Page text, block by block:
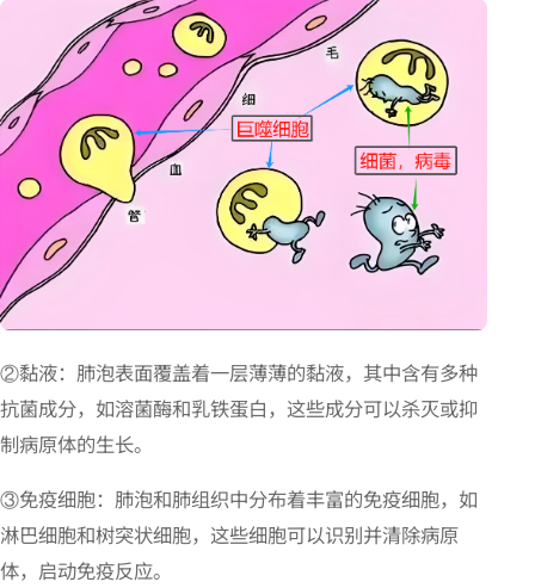
②黏液：肺泡表面覆盖着一层薄薄的黏液，其中含有多种
抗菌成分，如溶菌酶和乳铁蛋白，这些成分可以杀灭或抑
制病原体的生长。
③免疫细胞：肺泡和肺组织中分布着丰富的免疫细胞，如
淋巴细胞和树突状细胞，这些细胞可以识别并清除病原
体，启动免疫反应。